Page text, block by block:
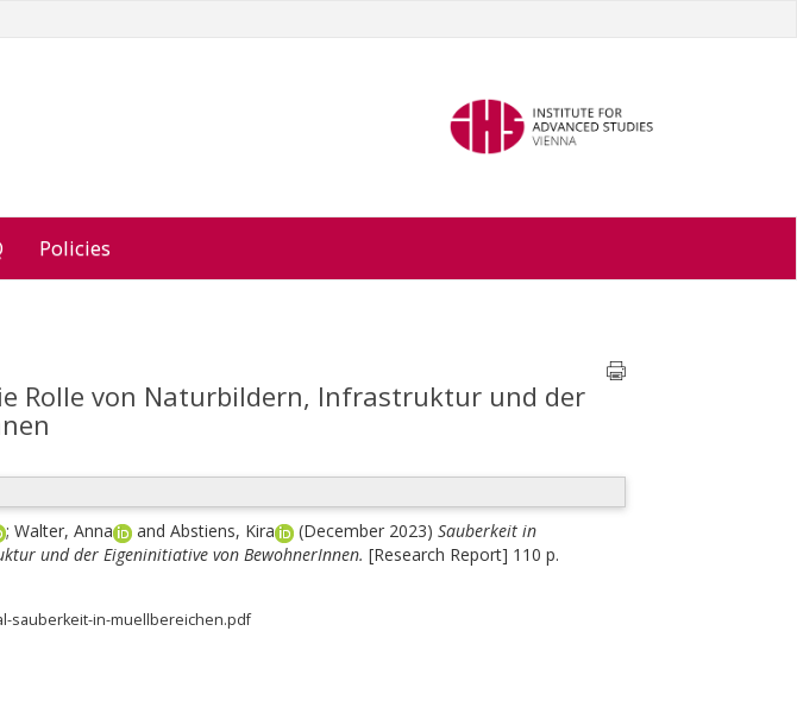
Policies
Rolle von Naturbildern, Infrastruktur und der
; Walter, Anna and Abstiens, Kira (December 2023) Sauberkeit in
und der Eigeninitiative von BewohnerInnen. [Research Report] 110 p.
sauberkeit-in-muellbereichen.pdf